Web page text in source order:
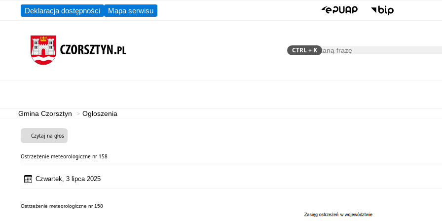
Deklaracja dostępności Mapa serwisu
Szukaj
CTRL+ K
Gmina Czorsztyn Ogłoszenia
Czytaj na głos
Ostrzeżenie meteorologiczne nr 158
Czwartek, 3 lipca 2025
Ostrzeżenie meteorologiczne nr 158